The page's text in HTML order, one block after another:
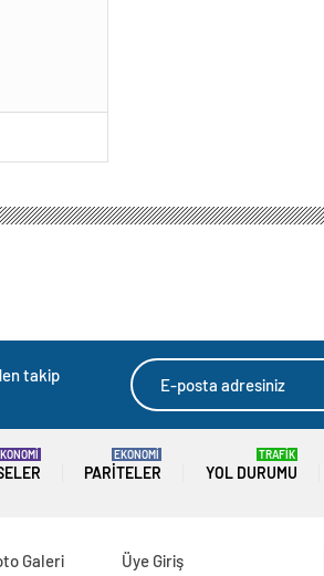
takip
PARITELER
EKONOMİ
YOL DURUMU
TRAFİK
Galeri Üye Giriş